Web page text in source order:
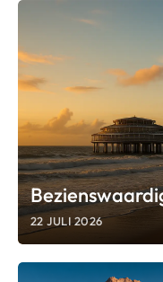
22 JULI 2026